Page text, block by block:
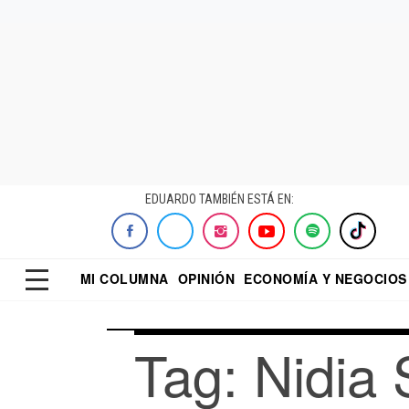
EDUARDO TAMBIÉN ESTÁ EN:
MI COLUMNA OPINIÓN ECONOMÍA Y NEGOCIOS
Tag: Nidia